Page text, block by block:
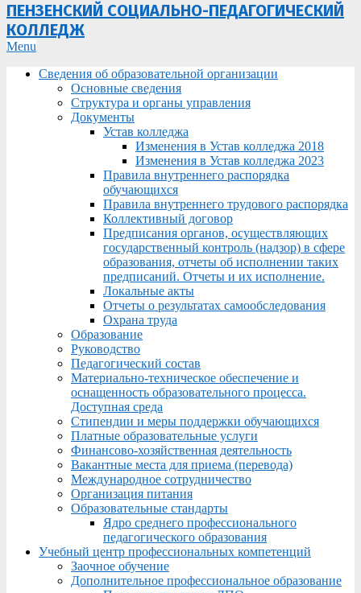
ПЕНЗЕНСКИЙ СОЦИАЛЬНО-ПЕДАГОГИЧЕСКИЙ
КОЛЛЕДЖ
Primary
Menu
Menu
Сведения об образовательной организации
Основные сведения
Структура и органы управления
Документы
Устав колледжа
Изменения в Устав колледжа 2018
Изменения в Устав колледжа 2023
Правила внутреннего распорядка
обучающихся
Правила внутреннего трудового распорядка
Коллективный договор
Предписания органов, осуществляющих
государственный контроль (надзор) в сфере
образования, отчеты об исполнении таких
предписаний. Отчеты и их исполнение.
Локальные акты
Отчеты о результатах самообследования
Охрана труда
Образование
Руководство
Педагогический состав
Материально-техническое обеспечение и
оснащенность образовательного процесса.
Доступная среда
Стипендии и меры поддержки обучающихся
Платные образовательные услуги
Финансово-хозяйственная деятельность
Вакантные места для приема (перевода)
Международное сотрудничество
Организация питания
Образовательные стандарты
Ядро среднего профессионального
педагогического образования
Учебный центр профессиональных компетенций
Заочное обучение
Дополнительное профессиональное образование